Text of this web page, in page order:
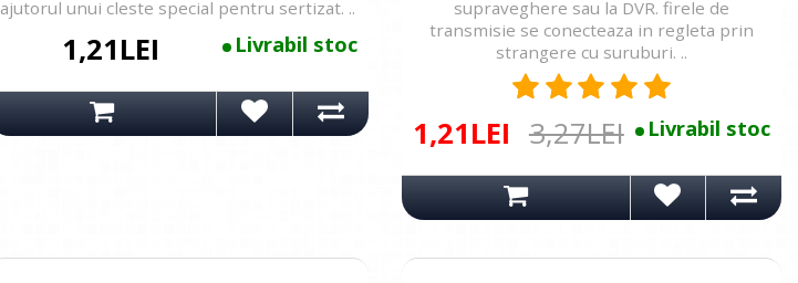
ajutorul unui cleste special pentru sertizat. ..
Livrabil stoc
1,21LEI
supraveghere sau la DVR. firele de
transmisie se conecteaza in regleta prin
strangere cu suruburi. ..
Livrabil stoc
1,21LEI 3,27LEI